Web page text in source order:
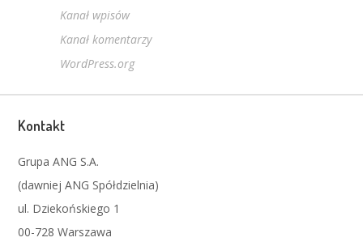
Kanał wpisów
Kanał komentarzy
WordPress.org
Kontakt
Grupa ANG S.A.
(dawniej ANG Spółdzielnia)
ul. Dziekońskiego 1
00-728 Warszawa